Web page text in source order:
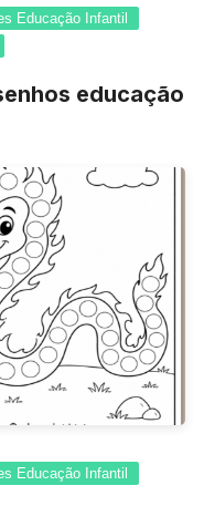
Educação Infantil
educação
Educação Infantil